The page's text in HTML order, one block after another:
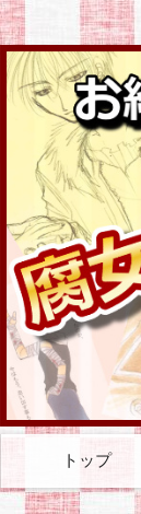
お絵か
お絵かきとゲ
トップ